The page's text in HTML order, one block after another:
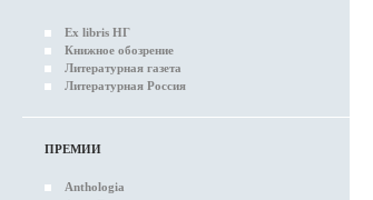
Ex libris НГ
Книжное обозрение
Литературная газета
Литературная Россия
ПРЕМИИ
Anthologia